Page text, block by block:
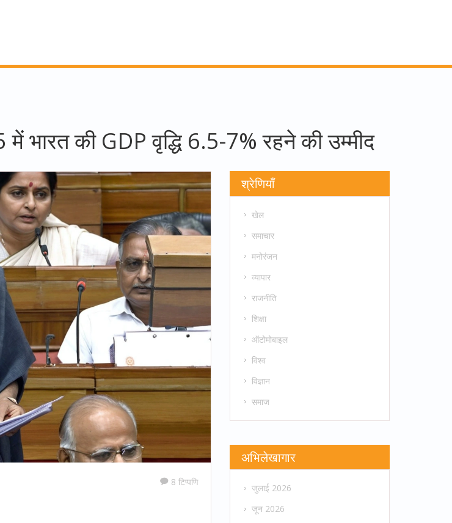
में भारत की GDP वृद्धि 6.5-7% रहने की उम्मीद
8 टिप्पणि
श्रेणियाँ
खेल
समाचार
मनोरंजन
व्यापार
राजनीति
शिक्षा
ऑटोमोबाइल
विश्व
विज्ञान
समाज
अभिलेखागार
जुलाई 2026
जून 2026